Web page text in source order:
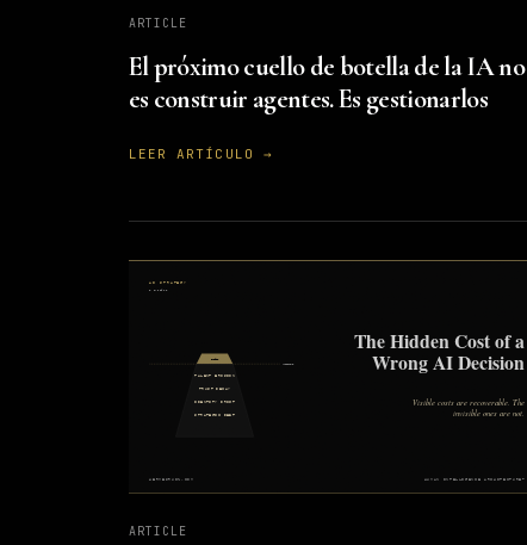
ARTICLE
El próximo cuello de botella de la IA no
es construir agentes. Es gestionarlos
LEER ARTÍCULO →
ARTICLE